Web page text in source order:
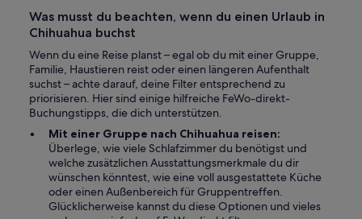
Was musst du beachten, wenn du einen Urlaub in
Chihuahua buchst
Wenn du eine Reise planst – egal ob du mit einer Gruppe,
Familie, Haustieren reist oder einen längeren Aufenthalt
suchst – achte darauf, deine Filter entsprechend zu
priorisieren. Hier sind einige hilfreiche FeWo-direkt-
Buchungstipps, die dich unterstützen.
Mit einer Gruppe nach Chihuahua reisen:
Überlege, wie viele Schlafzimmer du benötigst und
welche zusätzlichen Ausstattungsmerkmale du dir
wünschen könntest, wie eine voll ausgestattete Küche
oder einen Außenbereich für Gruppentreffen.
Glücklicherweise kannst du diese Optionen und vieles